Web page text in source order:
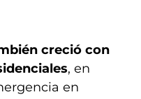
creció con
, en
en